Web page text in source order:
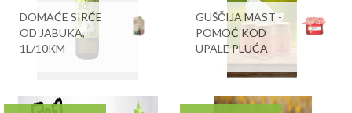
DOMAĆE SIRĆE
OD JABUKA,
1L/10KM
GUŠČIJA MAST -
POMOĆ KOD
UPALE PLUĆA